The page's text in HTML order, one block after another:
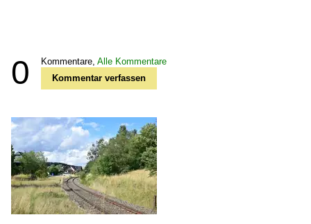
0 Kommentare, Alle Kommentare
Kommentar verfassen